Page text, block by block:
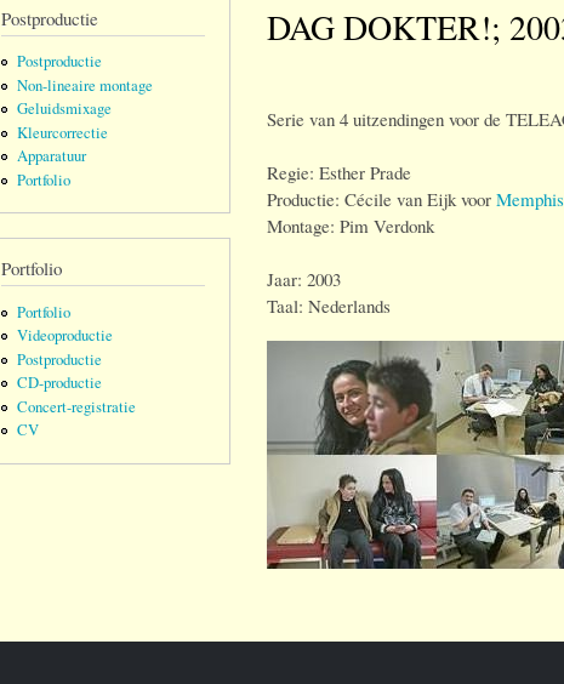
Postproductie
Postproductie
Non-lineaire montage
Geluidsmixage
Kleurcorrectie
Apparatuur
Portfolio
Portfolio
Portfolio
Videoproductie
Postproductie
CD-productie
Concert-registratie
CV
DAG DOKTER!;
Serie van 4 uitzendingen voor de
Regie: Esther Prade
Productie: Cécile van Eijk voor
Montage: Pim Verdonk
Jaar: 2003
Taal: Nederlands